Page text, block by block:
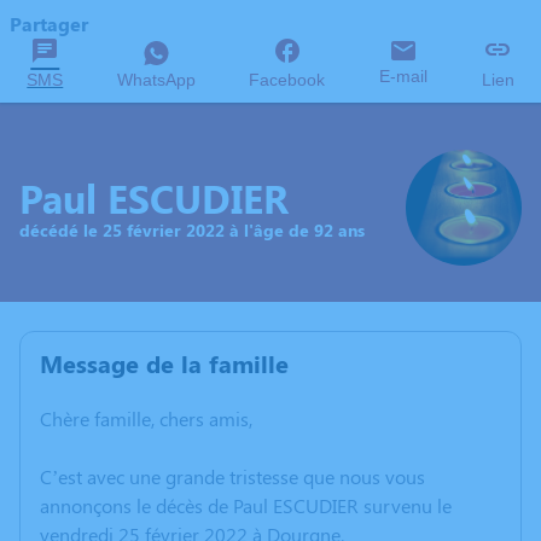
Partager
SMS WhatsApp Facebook E-mail Lien
Paul ESCUDIER
décédé le 25 février 2022 à l'âge de 92 ans
Message de la famille
Chère famille, chers amis,
C’est avec une grande tristesse que nous vous
annonçons le décès de Paul ESCUDIER survenu le
vendredi 25 février 2022 à Dourgne.